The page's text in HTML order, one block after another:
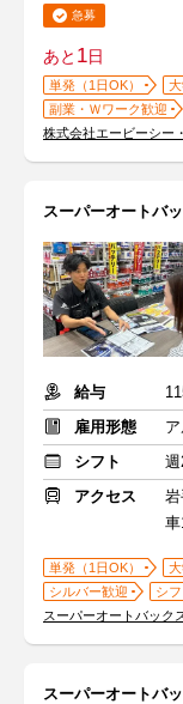
急募
あと 1日
単発（1日OK）
副業・Ｗワーク歓迎
株式会社エービーシー
スーパーオートバ
給与
雇用形態
シフト
アクセス
単発（1日OK）
シルバー歓迎
シ
スーパーオートバック
スーパーオートバ